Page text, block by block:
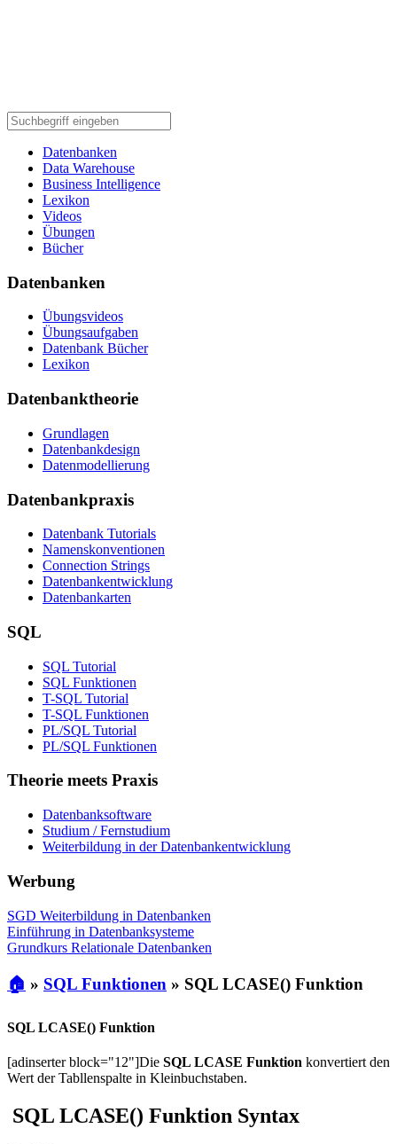
Datenbanken
Data Warehouse
Business Intelligence
Lexikon
Videos
Übungen
Bücher
Datenbanken
Übungsvideos
Übungsaufgaben
Datenbank Bücher
Lexikon
Datenbanktheorie
Grundlagen
Datenbankdesign
Datenmodellierung
Datenbankpraxis
Datenbank Tutorials
Namenskonventionen
Connection Strings
Datenbankentwicklung
Datenbankarten
SQL
SQL Tutorial
SQL Funktionen
T-SQL Tutorial
T-SQL Funktionen
PL/SQL Tutorial
PL/SQL Funktionen
Theorie meets Praxis
Datenbanksoftware
Studium / Fernstudium
Weiterbildung in der Datenbankentwicklung
Werbung
SGD Weiterbildung in Datenbanken
Einführung in Datenbanksysteme
Grundkurs Relationale Datenbanken
🏠 » SQL Funktionen » SQL LCASE() Funktion
SQL LCASE() Funktion
[adinserter block="12"]Die SQL LCASE Funktion konvertiert den
Wert der Tabllenspalte in Kleinbuchstaben.
SQL LCASE() Funktion Syntax